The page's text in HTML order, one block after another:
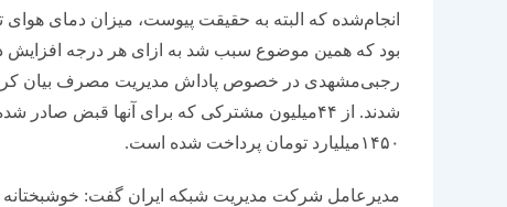
رجبی‌مشهدی در خصوص پاداش مدیریت مصرف بیان
۱۴۵۰میلیارد تومان پرداخت شده است.
مدیرعامل شرکت مدیریت شبکه ایران گفت: